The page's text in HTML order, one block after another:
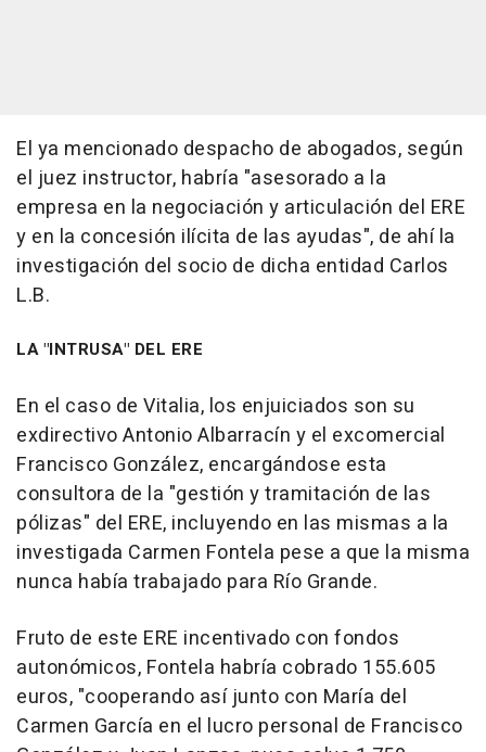
El ya mencionado despacho de abogados, según
el juez instructor, habría "asesorado a la
empresa en la negociación y articulación del ERE
y en la concesión ilícita de las ayudas", de ahí la
investigación del socio de dicha entidad Carlos
L.B.
LA "INTRUSA" DEL ERE
En el caso de Vitalia, los enjuiciados son su
exdirectivo Antonio Albarracín y el excomercial
Francisco González, encargándose esta
consultora de la "gestión y tramitación de las
pólizas" del ERE, incluyendo en las mismas a la
investigada Carmen Fontela pese a que la misma
nunca había trabajado para Río Grande.
Fruto de este ERE incentivado con fondos
autonómicos, Fontela habría cobrado 155.605
euros, "cooperando así junto con María del
Carmen García en el lucro personal de Francisco